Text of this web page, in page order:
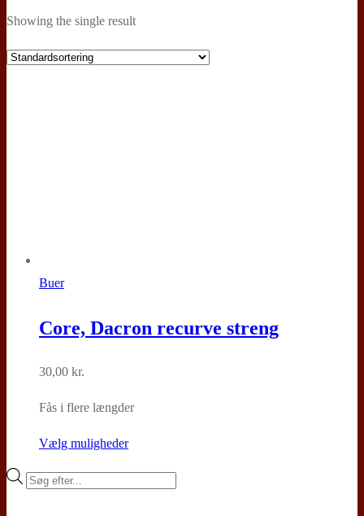
Showing the single result
Buer
Core, Dacron recurve streng
30,00 kr.
Fås i flere længder
Vælg mulighederDette
har
Products